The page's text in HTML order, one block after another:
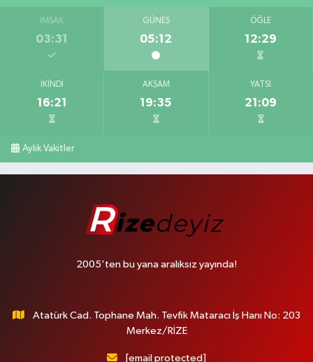
İMSAK
03:31
GÜNEŞ
05:12
ÖĞLE
12:29
İKINDI
16:21
AKŞAM
19:35
YATSI
21:09
Aylık Vakitler
2005'ten bu yana aralıksız yayında!
Atatürk Cad. Tophane Mah. Tevfik Mataracı İş Hanı No: 203
Merkez/RİZE
[email protected]